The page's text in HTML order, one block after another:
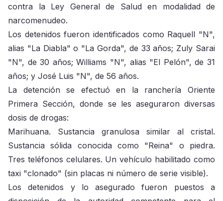
contra la Ley General de Salud en modalidad de
narcomenudeo.
Los detenidos fueron identificados como Raquell "N",
alias "La Diabla" o "La Gorda", de 33 años; Zuly Sarai
"N", de 30 años; Williams "N", alias "El Pelón", de 31
años; y José Luis "N", de 56 años.
La detención se efectuó en la ranchería Oriente
Primera Sección, donde se les aseguraron diversas
dosis de drogas:
Marihuana. Sustancia granulosa similar al cristal.
Sustancia sólida conocida como "Reina" o piedra.
Tres teléfonos celulares. Un vehículo habilitado como
taxi "clonado" (sin placas ni número de serie visible).
Los detenidos y lo asegurado fueron puestos a